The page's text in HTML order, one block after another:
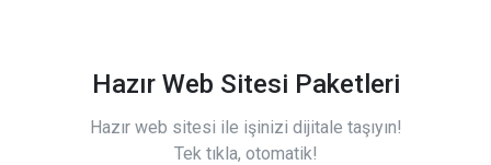
Hazır Web Sitesi Paketleri
Hazır web sitesi ile işinizi dijitale taşıyın!
Tek tıkla, otomatik!